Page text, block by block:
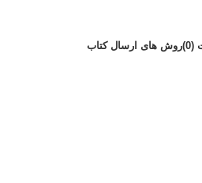
روش های ارسال کتاب